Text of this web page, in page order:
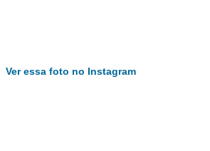
Ver essa foto no Instagram